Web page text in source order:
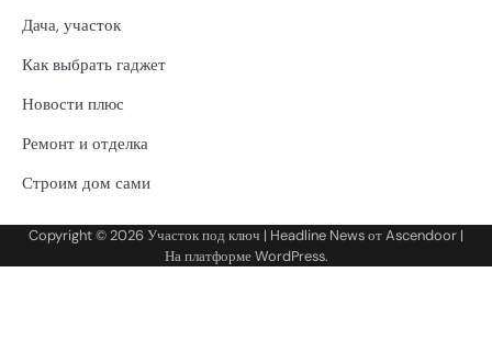
Дача, участок
Как выбрать гаджет
Новости плюс
Ремонт и отделка
Строим дом сами
Copyright © 2026Участок под ключ | Headline News отAscendoor |
На платформеWordPress.